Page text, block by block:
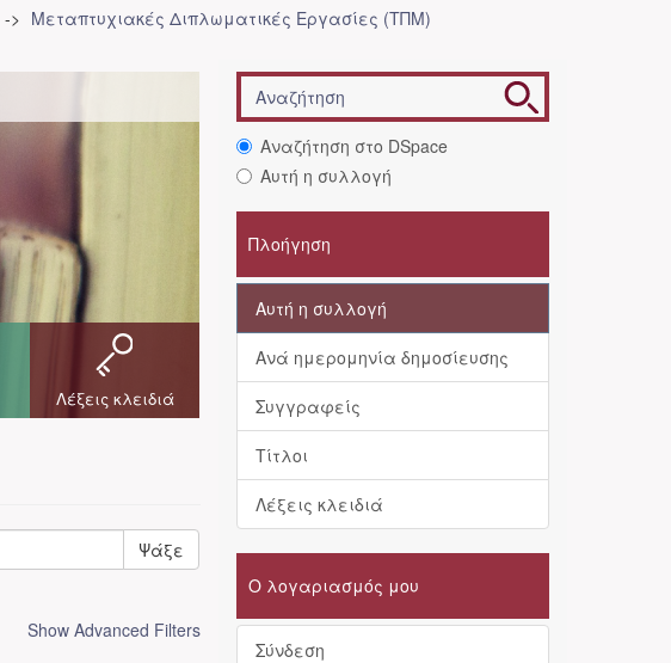
Μεταπτυχιακές Διπλωματικές Εργασίες (ΤΠΜ)
Λέξεις κλειδιά
Ψάξε
Show Advanced Filters
Αναζήτηση στο DSpace
Αυτή η συλλογή
Πλοήγηση
Αυτή η συλλογή
Ανά ημερομηνία δημοσίευσης
Συγγραφείς
Τίτλοι
Λέξεις κλειδιά
Ο λογαριασμός μου
Σύνδεση